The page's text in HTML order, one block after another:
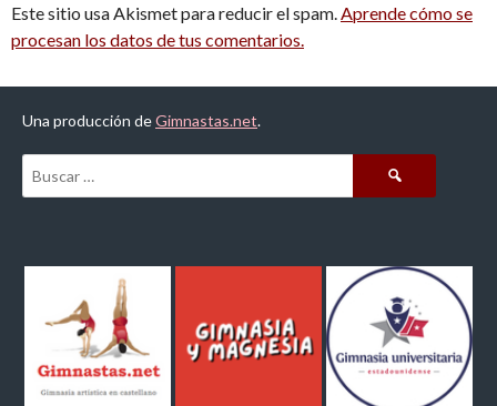
Este sitio usa Akismet para reducir el spam. Aprende cómo se
procesan los datos de tus comentarios.
Una producción deGimnastas.net.
Buscar: